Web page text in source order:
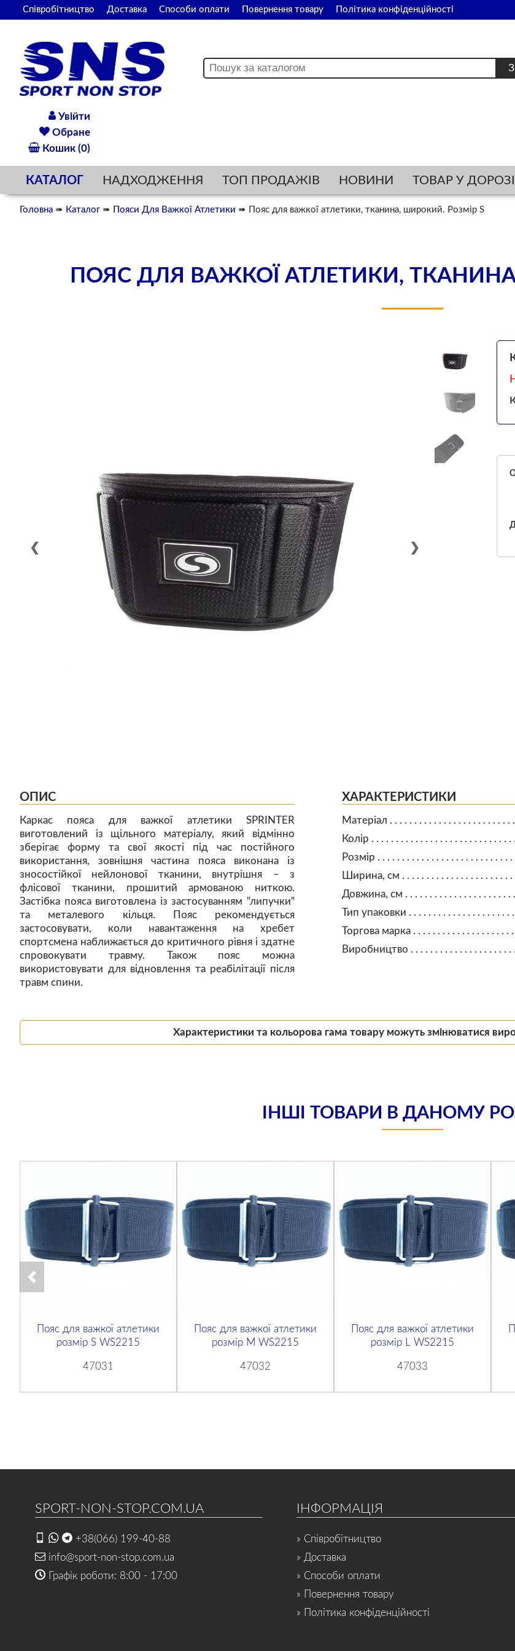
Співробітництво Доставка Способи оплати Повернення товару Політика конфіденційності
Увійти
Обране
Кошик (0)
КАТАЛОГ НАДХОДЖЕННЯ ТОП ПРОДАЖІВ НОВИНИ ТОВАР У ДОРОЗІ
Головна ➠ Каталог ➠ Пояси Для Важкої Атлетики ➠ Пояс для важкої атлетики, тканина, широкий. Розмір S
ПОЯС ДЛЯ ВАЖКОЇ АТЛЕТИКИ,
❮ ❯
ОПИС
Каркас пояса для важкої атлетики SPRINTER
виготовлений із щільного матеріалу, який відмінно
зберігає форму та свої якості під час постійного
використання, зовнішня частина пояса виконана із
зносостійкої нейлонової тканини, внутрішня – з
флісової тканини, прошитий армованою ниткою.
Застібка пояса виготовлена із застосуванням "липучки"
та металевого кільця. Пояс рекомендується
застосовувати, коли навантаження на хребет
спортсмена наближається до критичного рівня і здатне
спровокувати травму. Також пояс можна
використовувати для відновлення та реабілітації після
травм спини.
ХАРАКТЕРИСТИКИ
Матеріал
Колір
Розмір
Ширина, см
Довжина, см
Тип упаковки
Торгова марка
Виробництво
Характеристики та кольорова гама товару можуть змінюватися
ІНШІ ТОВАРИ В ДАНОМУ
Пояс для важкої атлетики
розмір S WS2215
47031
Пояс для важкої атлетики
розмір М WS2215
47032
Пояс для важкої атлетики
розмір L WS2215
47033
SPORT-NON-STOP.COM.UA
+38(066) 199-40-88
info@sport-non-stop.com.ua
Графік роботи: 8:00 - 17:00
ІНФОРМАЦІЯ
» Співробітництво
» Доставка
» Способи оплати
» Повернення товару
» Політика конфіденційності